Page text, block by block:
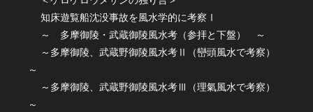
知床遊覧船沈没事故を風水学的に考察Ⅰ
～ 多摩御陵・武蔵御陵風水考（参拝と下盤） ～
～多摩御陵、武蔵野御陵風水考Ⅱ（巒頭風水で考察）
～
～多摩御陵、武蔵野御陵風水考Ⅲ（理氣風水で考察）
～